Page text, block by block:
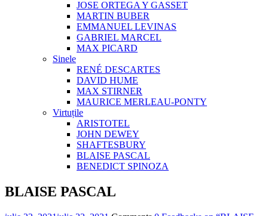
JOSE ORTEGA Y GASSET
MARTIN BUBER
EMMANUEL LEVINAS
GABRIEL MARCEL
MAX PICARD
Sinele
RENÉ DESCARTES
DAVID HUME
MAX STIRNER
MAURICE MERLEAU-PONTY
Virtuțile
ARISTOTEL
JOHN DEWEY
SHAFTESBURY
BLAISE PASCAL
BENEDICT SPINOZA
BLAISE PASCAL